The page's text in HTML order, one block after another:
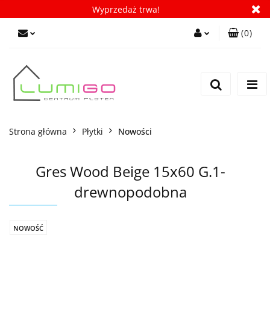
Wyprzedaż trwa!
(0)
Strona główna Płytki Nowości
Gres Wood Beige 15x60 G.1-
drewnopodobna
NOWOŚĆ